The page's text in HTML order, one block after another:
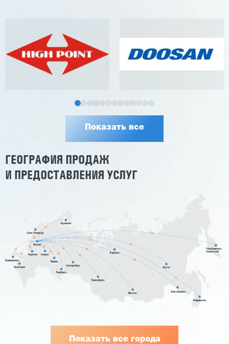
Показать все
ГЕОГРАФИЯ ПРОДАЖ
И ПРЕДОСТАВЛЕНИЯ УСЛУГ
Показать все города